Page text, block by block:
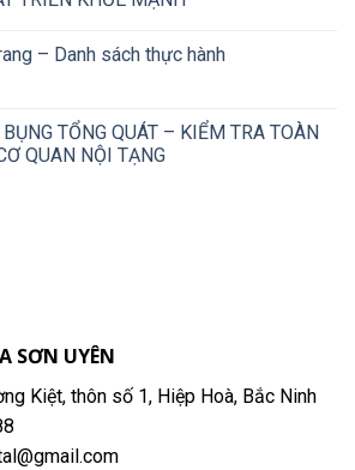
– Danh sách thực hành
TỔNG QUÁT – KIỂM TRA TOÀN
QUAN NỘI TẠNG
SƠN UYÊN
Kiệt, thôn số 1, Hiệp Hoà, Bắc Ninh